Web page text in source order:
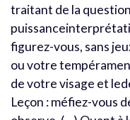
traitant de la
figurez-vous, sans
ou votre
de votre visage et
Leçon : méfiez-vous